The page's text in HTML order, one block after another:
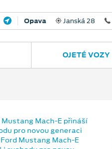
Opava Janská 28
OJETÉ VOZY